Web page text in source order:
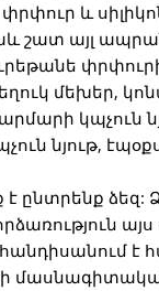
և
շատ այլ
մեխեր,
կպչուն
նյութ,
է ընտրենք ձեզ:
այս
հանդիսանում է